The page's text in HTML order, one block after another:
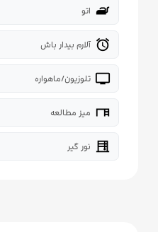
iron اتو
alarm آلارم بیدار باش
tv تلوزیون/ماهواره
desk میز مطالعه
blinds نور گیر